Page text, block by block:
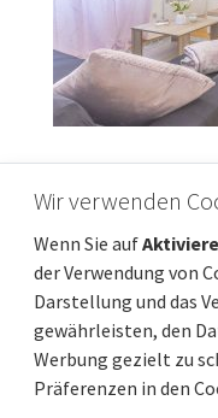
ŠIBENIK,
Preis 190 000 €
Gesamtfläche
66 m²
Wir verwenden
Wenn Sie auf
der Verwendung von
Darstellung und das
gewährleisten, den
Werbung gezielt zu
Präferenzen in den